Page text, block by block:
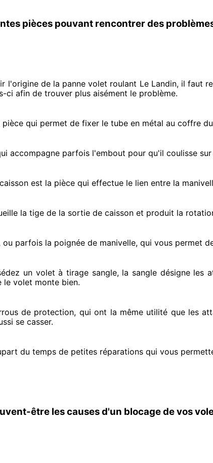
pièces pouvant rencontrer des
l'originede la panne volet roulant Le Landin, il faut
ci afin de trouver plus aisément le problème.
pièce qui permet de fixer le tube en métal au coffre
accompagne parfois l'embout pour qu'il coulisse
est la pièce qui effectue le lien entre la
la tige de la sortie de caisson et produit la
ou parfois la poignée de manivelle, qui vous permet
un volet à tirage sangle, la sangle désigneles
le volet monte bien.
de protection, qui ont la même utilité que les
se casser.
du temps de petites réparations qui vous
être les causes d'un blocage de vos